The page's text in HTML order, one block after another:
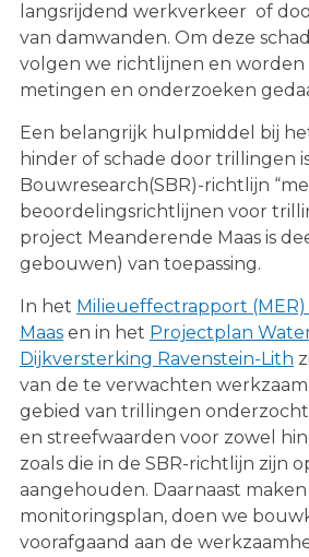
langsrijdend werkverkeer of
van damwanden. Om deze
volgen we richtlijnen en worden
metingen en onderzoeken
Een belangrijk hulpmiddel bij
hinder of schade door trillingen
Bouwresearch(SBR)-richtlijn
beoordelingsrichtlijnen voor
project Meanderende Maas is
gebouwen) van toepassing.
In het Milieueffectrapport
Maasen in het Projectplan
Dijkversterking Ravenstein-Lith
van de te verwachten
gebied van trillingen
en streefwaarden voor zowel
zoals die in de SBR-richtlijn zijn
aangehouden. Daarnaast
monitoringsplan, doen we
voorafgaand aan de